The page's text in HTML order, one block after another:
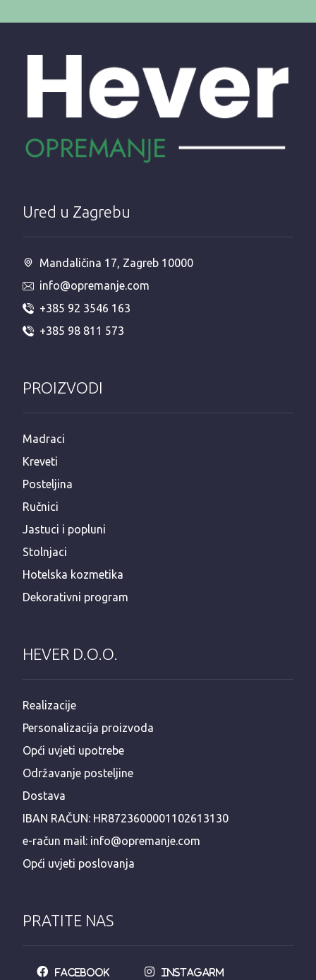
Ured u Zagrebu
Mandaličina 17, Zagreb 10000
info@opremanje.com
+385 92 3546 163
+385 98 811 573
PROIZVODI
Madraci
Kreveti
Posteljina
Ručnici
Jastuci i popluni
Stolnjaci
Hotelska kozmetika
Dekorativni program
HEVER D.O.O.
Realizacije
Personalizacija proizvoda
Opći uvjeti upotrebe
Održavanje posteljine
Dostava
IBAN RAČUN: HR8723600001102613130
e-račun mail: info@opremanje.com
Opći uvjeti poslovanja
PRATITE NAS
Facebook Instagarm